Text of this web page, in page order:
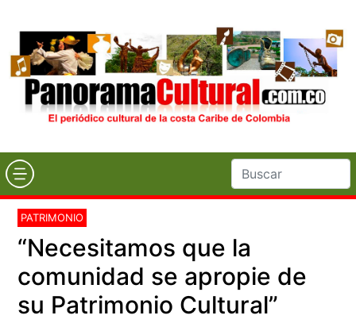
PATRIMONIO
“Necesitamos que la
comunidad se apropie de
su Patrimonio Cultural”